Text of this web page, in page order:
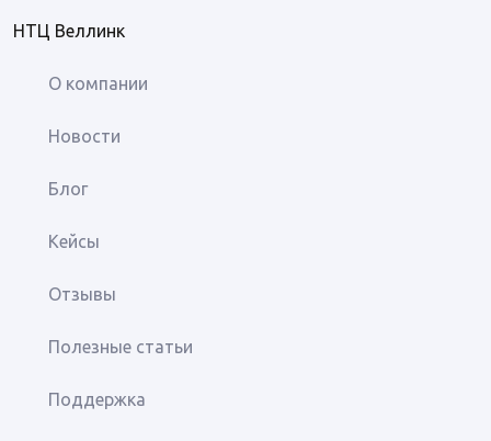
НТЦ Веллинк
О компании
Новости
Блог
Кейсы
Отзывы
Полезные статьи
Поддержка